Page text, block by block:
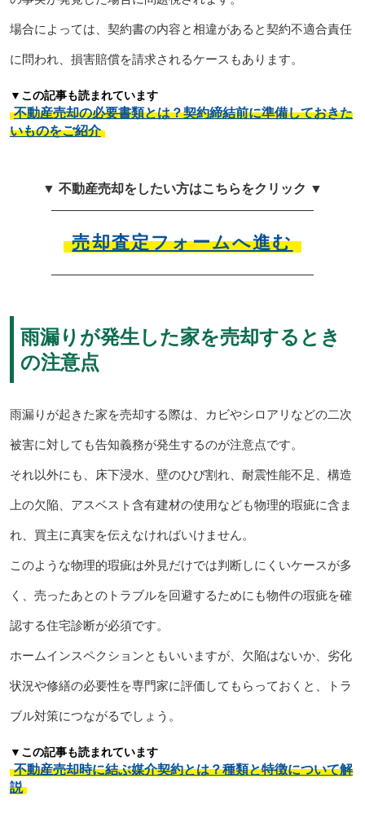
場合によっては、契約書の内容と相違があると契約不適合責任
に問われ、損害賠償を請求されるケースもあります。
▼この記事も読まれています
不動産売却の必要書類とは？契約締結前に準備しておきた
いものをご紹介
▼ 不動産売却をしたい方はこちらをクリック ▼
売却査定フォームへ進む
雨漏りが発生した家を売却するとき
の注意点
雨漏りが起きた家を売却する際は、カビやシロアリなどの二次
被害に対しても告知義務が発生するのが注意点です。
それ以外にも、床下浸水、壁のひび割れ、耐震性能不足、構造
上の欠陥、アスベスト含有建材の使用なども物理的瑕疵に含ま
れ、買主に真実を伝えなければいけません。
このような物理的瑕疵は外見だけでは判断しにくいケースが多
く、売ったあとのトラブルを回避するためにも物件の瑕疵を確
認する住宅診断が必須です。
ホームインスペクションともいいますが、欠陥はないか、劣化
状況や修繕の必要性を専門家に評価してもらっておくと、トラ
ブル対策につながるでしょう。
▼この記事も読まれています
不動産売却時に結ぶ媒介契約とは？種類と特徴について解
説